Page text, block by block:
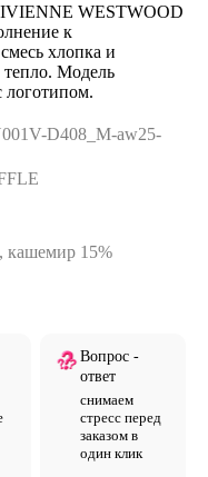
WESTWOOD
к
хлопка и
тепло. Модель
логотипом.
D408_M-aw25-
кашемир 15%
Вопрос -
ответ
снимаем
стресс перед
заказом в
один клик